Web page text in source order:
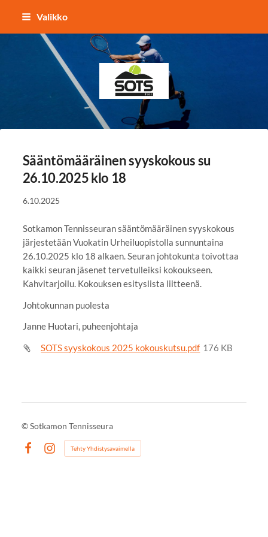
Siirry
sisältöön
Valikko
Sotkamon Tennisseura
Sääntömääräinen syyskokous su
26.10.2025 klo 18
6.10.2025
Sotkamon Tennisseuran sääntömääräinen syyskokous
järjestetään Vuokatin Urheiluopistolla sunnuntaina
26.10.2025 klo 18 alkaen. Seuran johtokunta toivottaa
kaikki seuran jäsenet tervetulleiksi kokoukseen.
Kahvitarjoilu. Kokouksen esityslista liitteenä.
Johtokunnan puolesta
Janne Huotari, puheenjohtaja
SOTS syyskokous 2025 kokouskutsu.pdf 176 KB
©Sotkamon Tennisseura
Instagram
Tehty Yhdistysavaimella